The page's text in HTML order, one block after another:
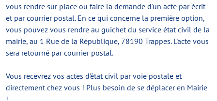
vous rendre sur place ou faire la demande d'un acte par écrit
et par courrier postal. En ce qui concerne la première option,
vous pouvez vous rendre au guichet du service état civil de la
mairie, au 1 Rue de la République, 78190 Trappes. L'acte vous
sera retourné par courrier postal.
Vous recevrez vos actes d'état civil par voie postale et
directement chez vous ! Plus besoin de se déplacer en Mairie
!